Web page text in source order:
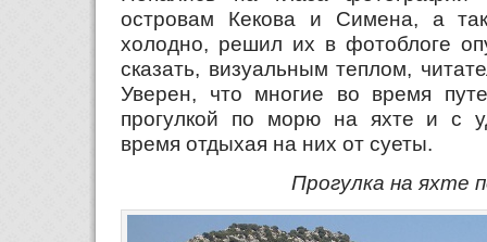
островам Кекова и Симена, а
холодно, решил их в фотоблоге
сказать, визуальным теплом,
Уверен, что многие во время
прогулкой по морю на яхте и с
время отдыхая на них от суеты.
Прогулка на яхте